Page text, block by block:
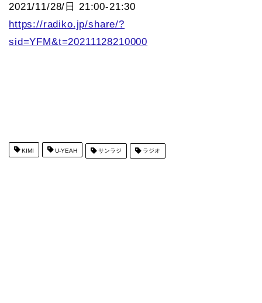
2021/11/28/日 21:00-21:30
https://radiko.jp/share/?
sid=YFM&t=20211128210000
KIMI U-YEAH サンラジ ラジオ